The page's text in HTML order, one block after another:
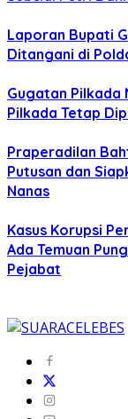
Laporan Bupati
Ditangani di
Gugatan Pilkada
Pilkada Tetap
Praperadilan
Putusan dan
Nanas
Kasus Korupsi
Ada Temuan
Pejabat